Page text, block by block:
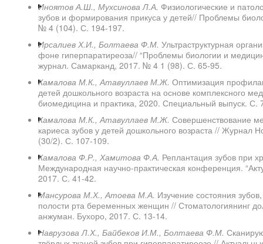
Иноятов А.Ш., Мухсинова Л.А. Физиологические и
зубов и формирования прикуса у детей// Проблемы
№ 4 (104). С. 194-197.
Ирсалиев Х.И., Болтаева Ф.М. Ультраструктурная
фоне гиперпаратиреоза// “Проблемы биологии и
журнал. Самарканд, 2017. № 4 1 (98). С. 65-95.
Камалова М.К., Атавуллаев М.Ж. Оптимизация
детей дошкольного возраста на основе комплексного
биомедицина и практика, 2020. Специальный выпуск. С.
Камалова М.К., Атавуллаев М.Ж. Совершенствование
кариеса зубов у детей дошкольного возраста //
(30/2). С. 107-109.
Камалова Ф.Р., Хамитова Ф.А. Реплантация зубов при
Международная научно-практическая конференция.
2017. С. 41-42.
Мансурова М.Х., Атоева М.А. Изучение состояния
полости рта беременных женщин // Стоматологиянинг
анжуман. Бухоро, 2017. С. 13-14.
Наврузова Л.Х., Байбеков И.М., Болтаева Ф.М.